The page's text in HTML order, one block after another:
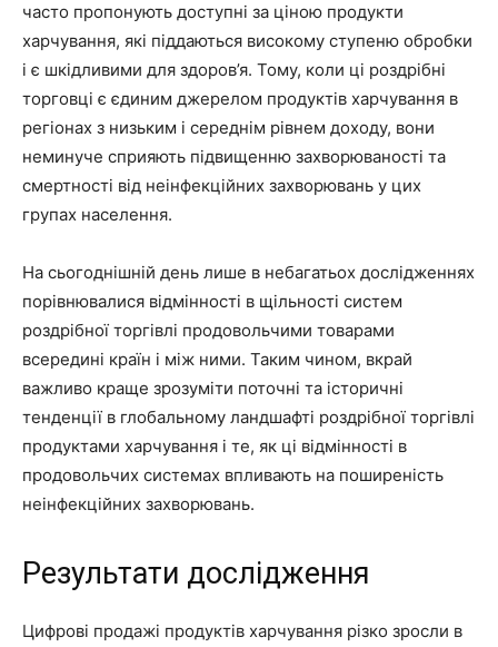
часто пропонують доступні за ціною продукти
харчування, які піддаються високому ступеню обробки
і є шкідливими для здоров’я. Тому, коли ці роздрібні
торговці є єдиним джерелом продуктів харчування в
регіонах з низьким і середнім рівнем доходу, вони
неминуче сприяють підвищенню захворюваності та
смертності від неінфекційних захворювань у цих
групах населення.
На сьогоднішній день лише в небагатьох дослідженнях
порівнювалися відмінності в щільності систем
роздрібної торгівлі продовольчими товарами
всередині країн і між ними. Таким чином, вкрай
важливо краще зрозуміти поточні та історичні
тенденції в глобальному ландшафті роздрібної торгівлі
продуктами харчування і те, як ці відмінності в
продовольчих системах впливають на поширеність
неінфекційних захворювань.
Результати дослідження
Цифрові продажі продуктів харчування різко зросли в